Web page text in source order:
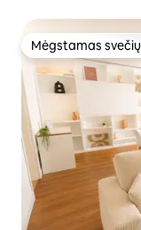
Mėgstamas svečių
Mėgstamas svečių